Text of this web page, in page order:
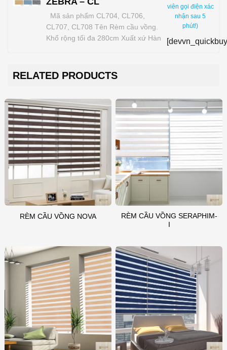
Mã sản phẩm CL704, CL706,
CL707, CL708 Tên Rèm cầu vồng.
Khổ rộng tối đa 280cm Xuất xứ Hàn
Độ lặp Vải 66mm/ sheer 33mm
cơ bản (Bao gồm khóa…
viên gọi điện xác
nhận sau 5
phút!)
RELATED PRODUCTS
RÈM CẦU VỒNG NOVA
RÈM CẦU VỒNG SERAPHIM-